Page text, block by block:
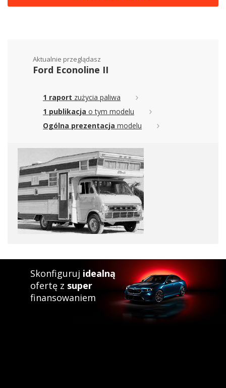
Aktualnie przeglądasz
Ford Econoline II
1 raport zużycia paliwa
1 publikacja o tym modelu
Ogólna prezentacja modelu
Skonfiguruj idealną
ofertę z super
finansowaniem